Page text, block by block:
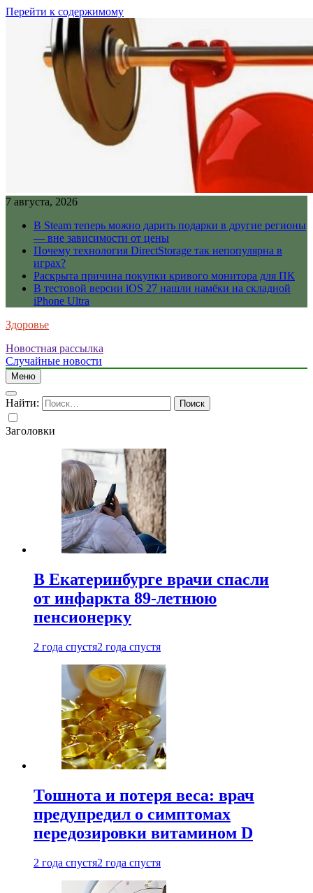
Перейти к содержимому
7 августа, 2026
В Steam теперь можно дарить подарки в другие регионы
— вне зависимости от цены
Почему технология DirectStorage так непопулярна в
играх?
Раскрыта причина покупки кривого монитора для ПК
В тестовой версии iOS 27 нашли намёки на складной
iPhone Ultra
Здоровье
Новостная рассылка
Случайные новости
Меню
Найти:
Заголовки
В Екатеринбурге врачи спасли
от инфаркта 89-летнюю
пенсионерку
2 года спустя2 года спустя
Тошнота и потеря веса: врач
предупредил о симптомах
передозировки витамином D
2 года спустя2 года спустя